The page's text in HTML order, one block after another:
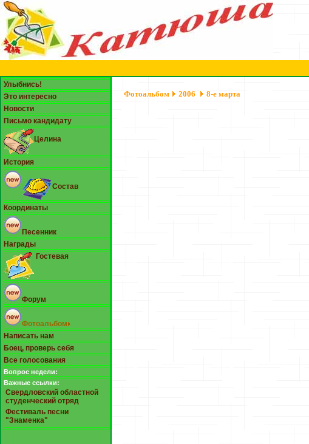
Улыбнись!
Это интересно
Новости
Письмо кандидату
Целина
История
Состав
Координаты
Песенник
Награды
Гостевая
Форум
Фотоальбом
Написать нам
Боец, проверь себя
Все голосования
Вопрос недели:
Важные ссылки:
Свердловский областной
студенческий отряд
Фестиваль песни
"Знаменка"
Фотоальбом 2006 8-е марта